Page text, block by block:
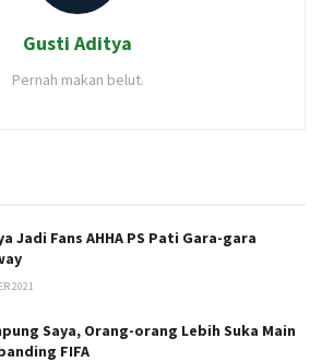
Gusti Aditya
Pernah makan belut.
Jadi Fans AHHA PS Pati Gara-gara
2021
Saya, Orang-orang Lebih Suka Main
FIFA